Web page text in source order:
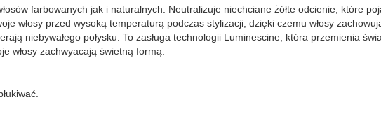
farbowanych jak i naturalnych. Neutralizuje niechciane żółte odcienie, które
włosy przed wysoką temperaturą podczas stylizacji, dzięki czemu włosy
niebywałego połysku. To zasługa technologii Luminescine, która przemienia
włosy zachwyacają świetną formą.